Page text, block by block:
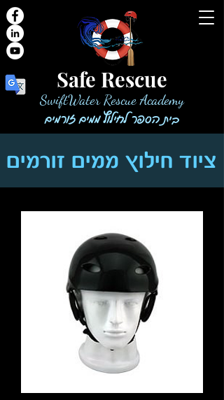
Safe Rescue
SwiftWater Rescue Academy
בית הספר לחילוץ ממים זורמים
ציוד חילוץ ממים זורמים